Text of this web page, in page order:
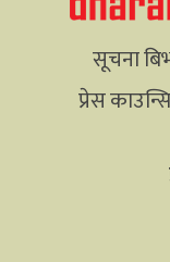
सूचना
प्रेस